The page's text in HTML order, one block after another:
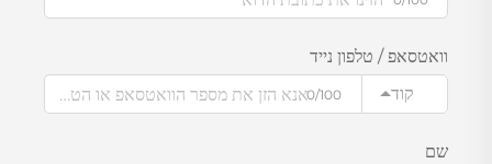
וואטסאפ / טלפון נייד
קוד
0/100
שם